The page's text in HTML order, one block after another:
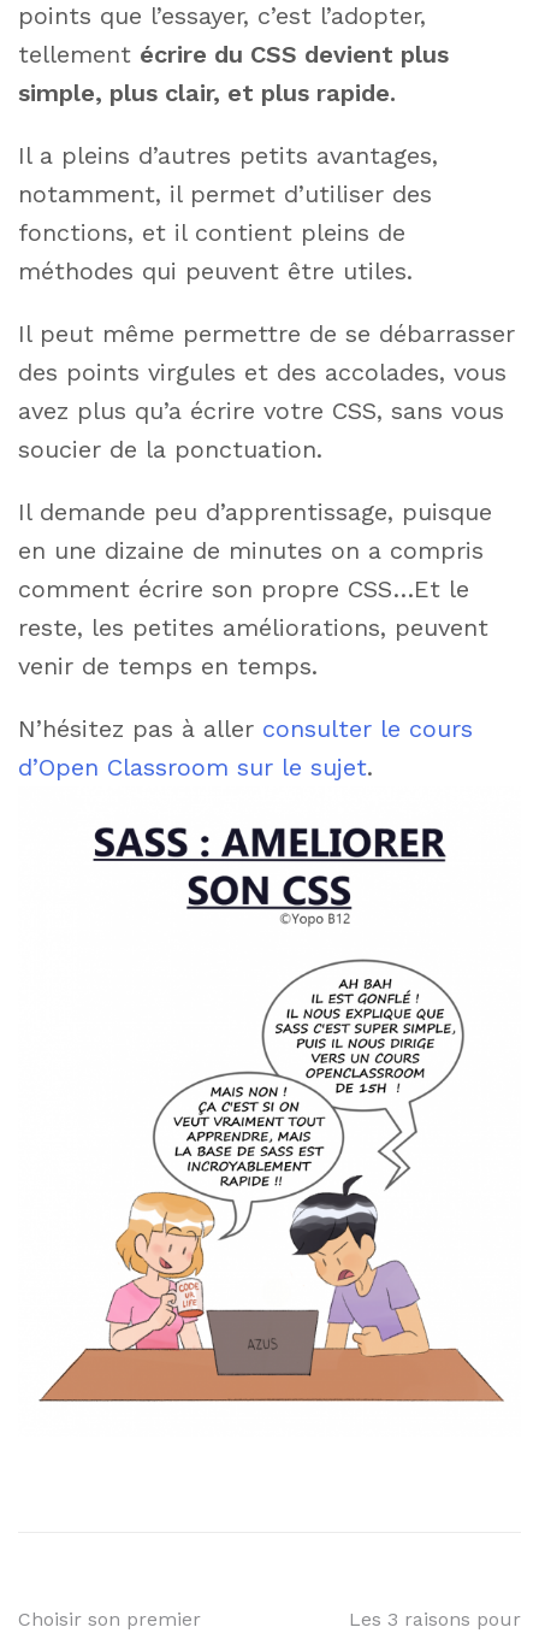
points que l’essayer, c’est l’adopter,
tellement écrire du CSS devient plus
simple, plus clair, et plus rapide.
Il a pleins d’autres petits avantages,
notamment, il permet d’utiliser des
fonctions, et il contient pleins de
méthodes qui peuvent être utiles.
Il peut même permettre de se débarrasser
des points virgules et des accolades, vous
avez plus qu’a écrire votre CSS, sans vous
soucier de la ponctuation.
Il demande peu d’apprentissage, puisque
en une dizaine de minutes on a compris
comment écrire son propre CSS…Et le
reste, les petites améliorations, peuvent
venir de temps en temps.
N’hésitez pas à aller consulter le cours
d’Open Classroom sur le sujet.
Choisir son premier
Les 3 raisons pour